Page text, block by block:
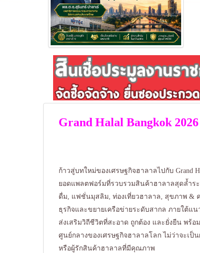
Grand Halal Bangkok 2026
ก้าวสู่บทใหม่ของเศรษฐกิจฮาลาลไปกับ Grand
ยอดแพลตฟอร์มที่รวบรวมสินค้าฮาลาลสุดล้ำร
ดื่ม, แฟชั่นมุสลิม, ท่องเที่ยวฮาลาล, สุขภาพ &
ธุรกิจและขยายเครือข่ายระดับสากล ภายใต้แน
ส่งเสริมวิถีชีวิตที่สะอาด ถูกต้อง และยั่งยืน พร้อ
ศูนย์กลางของเศรษฐกิจฮาลาลโลก ไม่ว่าจะเป็
หรือผู้รักสินค้าฮาลาลที่มีคุณภาพ